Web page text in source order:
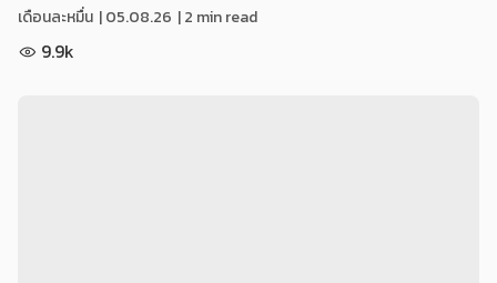
เดือนละหมื่น |05.08.26 | 2 min read
9.9k